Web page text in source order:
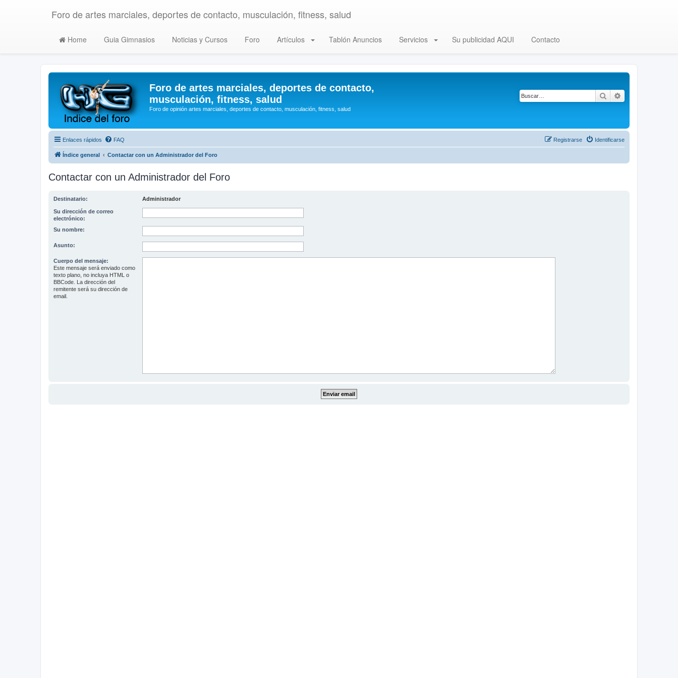
Foro de artes marciales, deportes de contacto, musculación, fitness, salud
Home Guia Gimnasios Noticias y Cursos Foro Artículos Tablón Anuncios Servicios Su publicidad AQUI Contacto
Foro de artes marciales, deportes de contacto,
musculación, fitness, salud
Foro de opinión artes marciales, deportes de contacto, musculación, fitness, salud
Buscar
Enlaces rápidos FAQ Identificarse
Registrarse
Índice general Contactar con un Administrador del Foro
Contactar con un Administrador del Foro
Destinatario: Administrador
Su dirección de correo
electrónico:
Su nombre:
Asunto:
Cuerpo del mensaje:
Este mensaje será enviado como
texto plano, no incluya HTML o
BBCode. La dirección del
remitente será su dirección de
email.